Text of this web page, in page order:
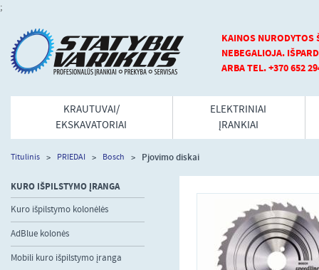
;
KAINOS NURODYTOS
NEBEGALIOJA.
ARBA TEL. +370 652
KRAUTUVAI/
EKSKAVATORIAI
ELEKTRINIAI
ĮRANKIAI
Titulinis PRIEDAI Bosch Pjovimo diskai
KURO IŠPILSTYMO ĮRANGA
Kuro išpilstymo kolonėlės
AdBlue kolonės
Mobili kuro išpilstymo įranga